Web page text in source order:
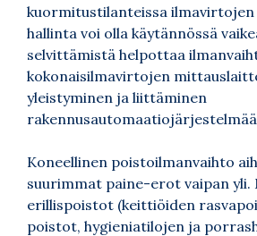
kuormitustilanteissa ilmavirtojen
hallinta voi olla käytännössä
selvittämistä helpottaa
kokonaisilmavirtojen
yleistyminen ja liittäminen
Koneellinen poistoilmanvaihto
suurimmat paine-erot vaipan yli.
erillispoistot (keittiöiden
poistot, hygieniatilojen ja